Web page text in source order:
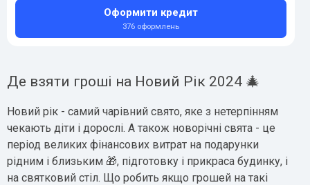
Оформити кредит
376 оформлень
Де взяти гроші на Новий Рік 2024 🎄
Новий рік - самий чарівний свято, яке з нетерпінням
чекають діти і дорослі. А також новорічні свята - це
період великих фінансових витрат на подарунки
рідним і близьким 🎁, підготовку і прикраса будинку, і
на святковий стіл. Що робить якщо грошей на такі